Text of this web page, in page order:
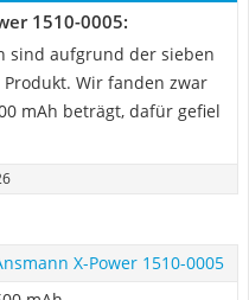
1510-0005:
sind aufgrund der sieben
Wir fanden zwar
mAh beträgt, dafür gefiel
X-Power 1510-0005